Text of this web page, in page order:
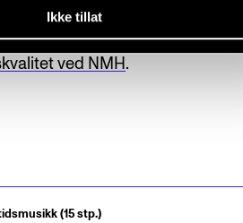
Ikke tillat
ved NMH .
(15 stp.)